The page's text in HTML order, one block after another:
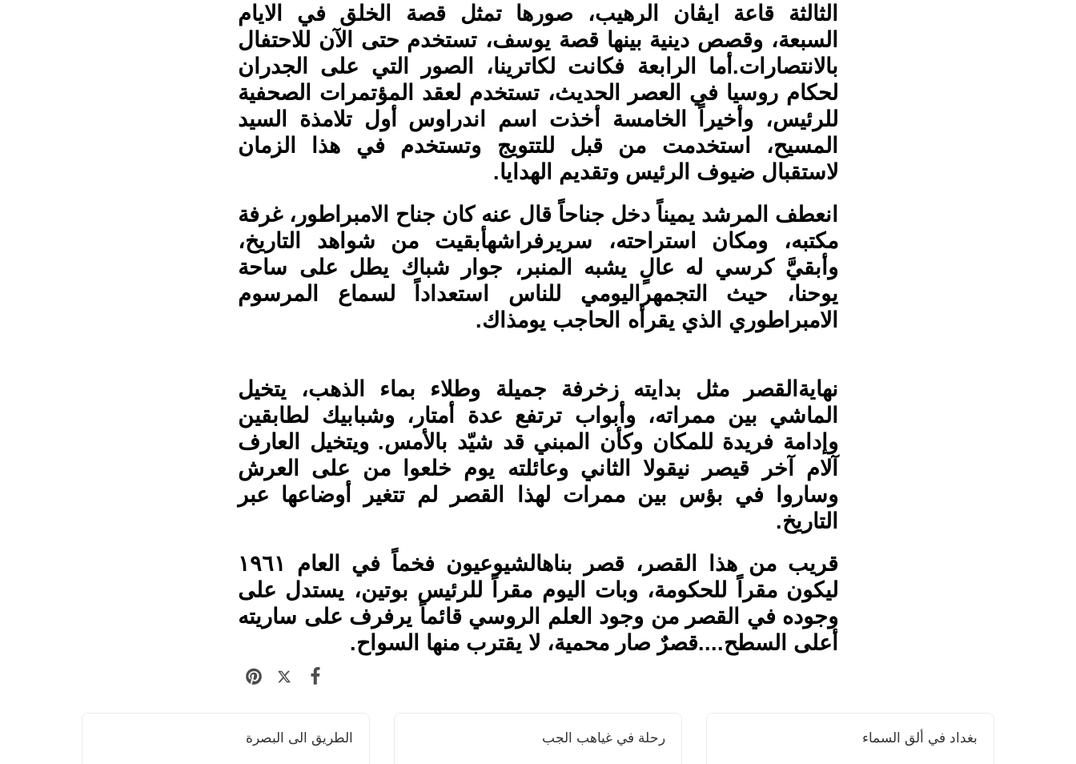
الثالثة قاعة ايڤان الرهيب، صورها تمثل قصة الخلق في الايام
السبعة، وقصص دينية بينها قصة يوسف، تستخدم حتى الآن للاحتفال
بالانتصارات.أما الرابعة فكانت لكاترينا، الصور التي على الجدران
لحكام روسيا في العصر الحديث، تستخدم لعقد المؤتمرات الصحفية
للرئيس، وأخيراً الخامسة أخذت اسم اندراوس أول تلامذة السيد
المسيح، استخدمت من قبل للتتويج وتستخدم في هذا الزمان
لاستقبال ضيوف الرئيس وتقديم الهدايا.
انعطف المرشد يميناً دخل جناحاً قال عنه كان جناح الامبراطور، غرفة
مكتبه، ومكان استراحته، سريرفراشهأبقيت من شواهد التاريخ،
وأبقيَّ كرسي له عالٍ يشبه المنبر، جوار شباك يطل على ساحة
يوحنا، حيث التجمهراليومي للناس استعداداً لسماع المرسوم
الامبراطوري الذي يقرأه الحاجب يومذاك.
نهايةالقصر مثل بدايته زخرفة جميلة وطلاء بماء الذهب، يتخيل
الماشي بين ممراته، وأبواب ترتفع عدة أمتار، وشبابيك لطابقين
وإدامة فريدة للمكان وكأن المبني قد شيّد بالأمس. ويتخيل العارف
آلام آخر قيصر نيقولا الثاني وعائلته يوم خلعوا من على العرش
وساروا في بؤس بين ممرات لهذا القصر لم تتغير أوضاعها عبر
التاريخ.
قريب من هذا القصر، قصر بناهالشيوعيون فخماً في العام ١٩٦١
ليكون مقراً للحكومة، وبات اليوم مقراً للرئيس بوتين، يستدل على
وجوده في القصر من وجود العلم الروسي قائماً يرفرف على ساريته
أعلى السطح....قصرٌ صار محمية، لا يقترب منها السواح.
بغداد في ألق السماء رحلة في غياهب الجب الطريق الى البصرة